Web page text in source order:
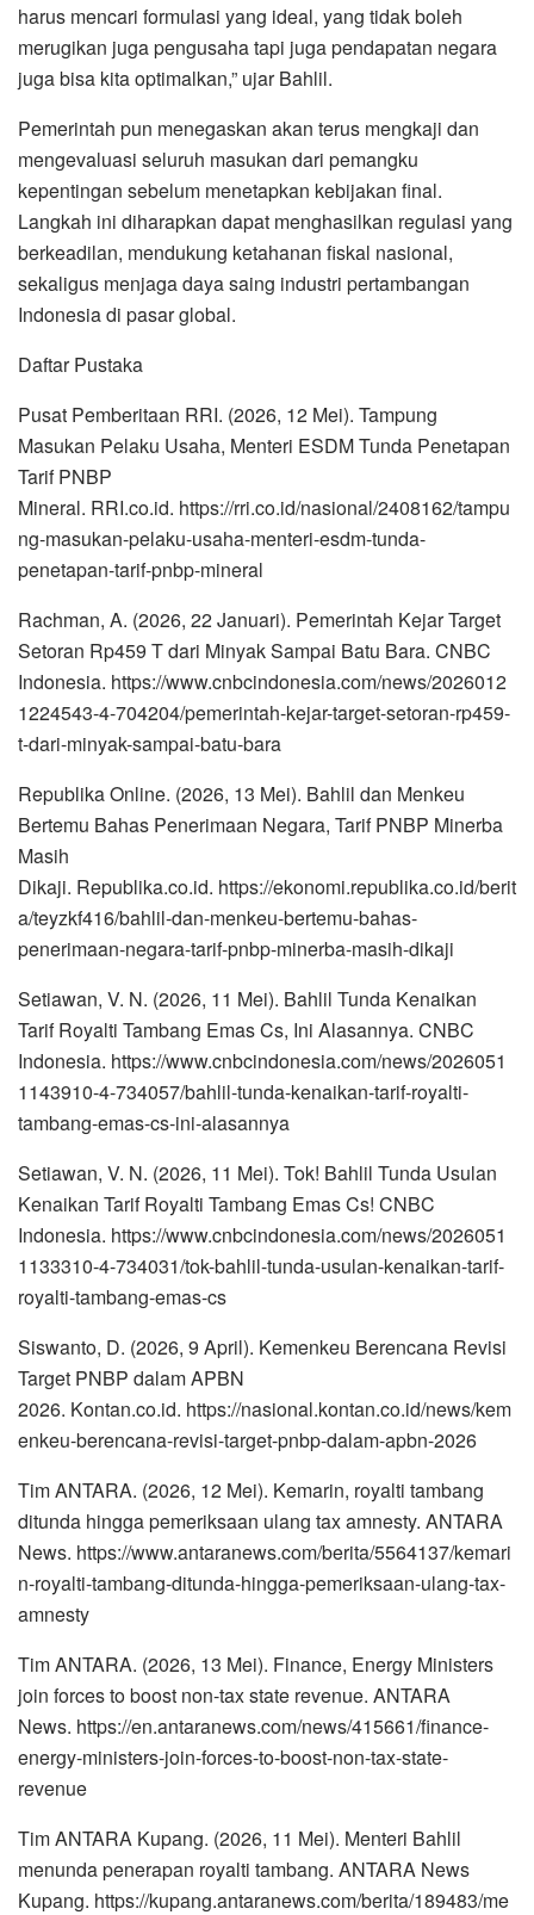
harus mencari formulasi yang ideal, yang tidak boleh
merugikan juga pengusaha tapi juga pendapatan negara
juga bisa kita optimalkan,” ujar Bahlil.
Pemerintah pun menegaskan akan terus mengkaji dan
mengevaluasi seluruh masukan dari pemangku
kepentingan sebelum menetapkan kebijakan final.
Langkah ini diharapkan dapat menghasilkan regulasi yang
berkeadilan, mendukung ketahanan fiskal nasional,
sekaligus menjaga daya saing industri pertambangan
Indonesia di pasar global.
Daftar Pustaka
Pusat Pemberitaan RRI. (2026, 12 Mei). Tampung
Masukan Pelaku Usaha, Menteri ESDM Tunda Penetapan
Tarif PNBP
Mineral. RRI.co.id. https://rri.co.id/nasional/2408162/tampu
ng-masukan-pelaku-usaha-menteri-esdm-tunda-
penetapan-tarif-pnbp-mineral
Rachman, A. (2026, 22 Januari). Pemerintah Kejar Target
Setoran Rp459 T dari Minyak Sampai Batu Bara. CNBC
Indonesia. https://www.cnbcindonesia.com/news/2026012
1224543-4-704204/pemerintah-kejar-target-setoran-rp459-
t-dari-minyak-sampai-batu-bara
Republika Online. (2026, 13 Mei). Bahlil dan Menkeu
Bertemu Bahas Penerimaan Negara, Tarif PNBP Minerba
Masih
Dikaji. Republika.co.id. https://ekonomi.republika.co.id/berit
a/teyzkf416/bahlil-dan-menkeu-bertemu-bahas-
penerimaan-negara-tarif-pnbp-minerba-masih-dikaji
Setiawan, V. N. (2026, 11 Mei). Bahlil Tunda Kenaikan
Tarif Royalti Tambang Emas Cs, Ini Alasannya. CNBC
Indonesia. https://www.cnbcindonesia.com/news/2026051
1143910-4-734057/bahlil-tunda-kenaikan-tarif-royalti-
tambang-emas-cs-ini-alasannya
Setiawan, V. N. (2026, 11 Mei). Tok! Bahlil Tunda Usulan
Kenaikan Tarif Royalti Tambang Emas Cs! CNBC
Indonesia. https://www.cnbcindonesia.com/news/2026051
1133310-4-734031/tok-bahlil-tunda-usulan-kenaikan-tarif-
royalti-tambang-emas-cs
Siswanto, D. (2026, 9 April). Kemenkeu Berencana Revisi
Target PNBP dalam APBN
2026. Kontan.co.id. https://nasional.kontan.co.id/news/kem
enkeu-berencana-revisi-target-pnbp-dalam-apbn-2026
Tim ANTARA. (2026, 12 Mei). Kemarin, royalti tambang
ditunda hingga pemeriksaan ulang tax amnesty. ANTARA
News. https://www.antaranews.com/berita/5564137/kemari
n-royalti-tambang-ditunda-hingga-pemeriksaan-ulang-tax-
amnesty
Tim ANTARA. (2026, 13 Mei). Finance, Energy Ministers
join forces to boost non-tax state revenue. ANTARA
News. https://en.antaranews.com/news/415661/finance-
energy-ministers-join-forces-to-boost-non-tax-state-
revenue
Tim ANTARA Kupang. (2026, 11 Mei). Menteri Bahlil
menunda penerapan royalti tambang. ANTARA News
Kupang. https://kupang.antaranews.com/berita/189483/me